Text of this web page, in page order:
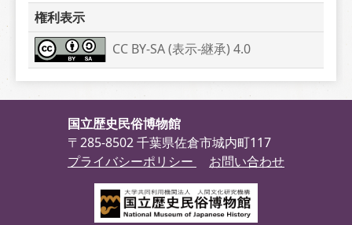
権利表示
CC BY-SA (表示-継承) 4.0
国立歴史民俗博物館
〒285-8502 千葉県佐倉市城内町117
プライバシーポリシー
お問い合わせ